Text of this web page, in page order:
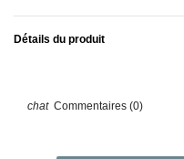
Détails du produit
Commentaires (0)